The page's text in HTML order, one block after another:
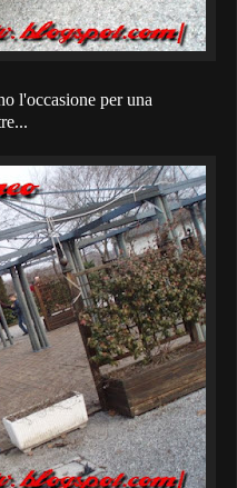
l'occasione per una